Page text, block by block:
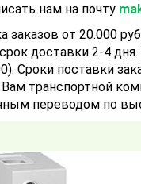
нам на почту
заказов от 20.000
доставки 2-4
Сроки поставки
транспортной
переводом по